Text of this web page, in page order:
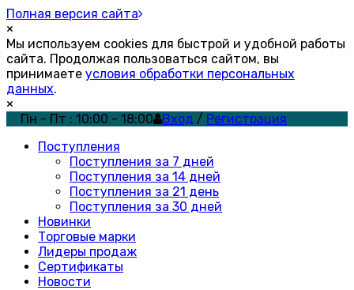
Полная версия сайта
×
Мы используем cookies для быстрой и удобной работы
сайта. Продолжая пользоваться сайтом, вы
принимаете условия обработки персональных
данных.
×
Пн - Пт : 10:00 - 18:00
Вход / Регистрация
Поступления
Поступления за 7 дней
Поступления за 14 дней
Поступления за 21 день
Поступления за 30 дней
Новинки
Торговые марки
Лидеры продаж
Сертификаты
Новости